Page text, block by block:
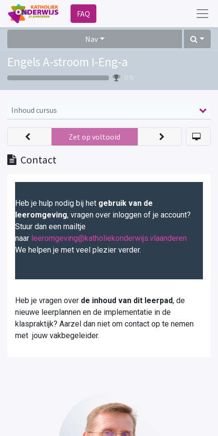
FAQ
Nav
Engels A-stroom I-Eng-a
0 %
Inhoud cursus
Contact
Zet op voltooid
Heb je hulp nodig bij het gebruik van de
leeromgeving, vragen over inloggen of je account?
Stuur dan een mailtje
naar leeromgeving@katholiekonderwijs.vlaanderen
We helpen je met veel plezier verder.
Heb je vragen over de inhoud van dit leerpad, de
nieuwe leerplannen en de implementatie in de
klaspraktijk? Aarzel dan niet om contact op te nemen
met jouw vakbegeleider.